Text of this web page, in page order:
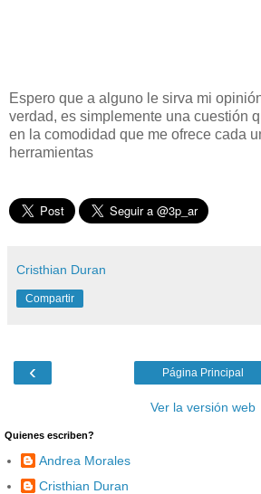
Espero que a alguno le sirva mi
verdad, es simplemente una cuestión
en la comodidad que me ofrece cada
herramientas
Cristhian Duran
Compartir
‹ Página Principal
Ver la versión web
Quienes escriben?
Andrea Morales
Cristhian Duran